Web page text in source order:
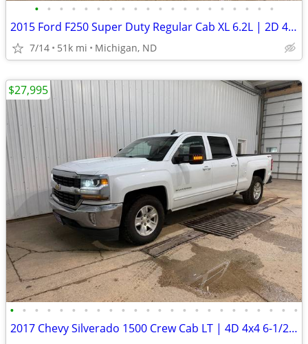
• • • • • • • • • • • • • • • • • • • •
2015 Ford F250 Super Duty Regular Cab XL 6.2L | 2D 4x4 8ft | 50k Miles
7/14 51k mi Michigan, ND
• • • • • • • • • • • • • • • • • • • • • • • •
2017 Chevy Silverado 1500 Crew Cab LT | 4D 4x4 6-1/2ft. | 71k Miles
$27,995